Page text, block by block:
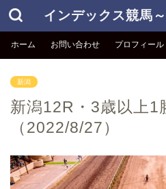
インデックス競馬
ホーム お問い合わせ プロフィール
新潟
新潟12R・3歳以上1
（2022/8/27）